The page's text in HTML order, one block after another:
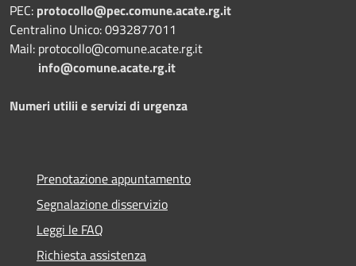
PEC: protocollo@pec.comune.acate.rg.it
Centralino Unico: 0932877011
Mail: protocollo@comune.acate.rg.it
info@comune.acate.rg.it
Numeri utilii e servizi di urgenza
Prenotazione appuntamento
Segnalazione disservizio
Leggi le FAQ
Richiesta assistenza